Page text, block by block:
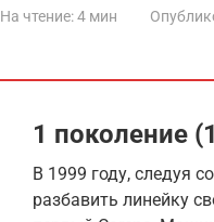
На чтение:4 мин
1 поколение
В 1999 году, следуя
разбавить линейку